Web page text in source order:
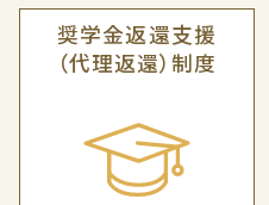
奨学金返還支援
（代理返還）制度